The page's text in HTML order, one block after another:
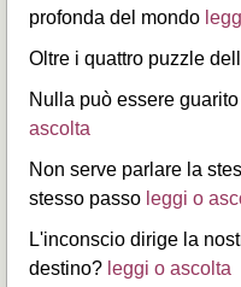
profonda del mondo
Oltre i quattro puzzle
Nulla può essere
ascolta
Non serve parlare la
stesso passo leggi o
L'inconscio dirige la
destino? leggi o ascolta